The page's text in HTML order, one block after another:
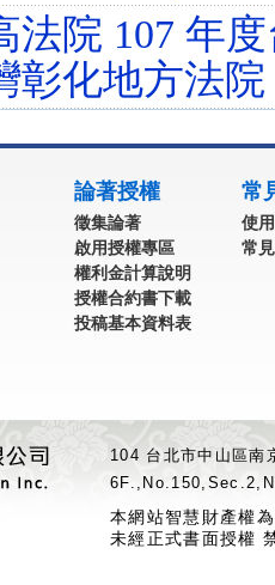
法院 107 年
彰化地方法
論著授權
徵集論著
啟用授權專區
權利金計算說明
授權合約書下載
投稿基本資料表
常
使
常
104 台北市中山區
本網站智慧財產權
未經正式書面授權